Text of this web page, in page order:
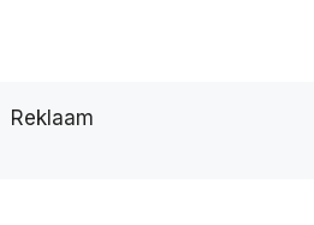
Reklaam